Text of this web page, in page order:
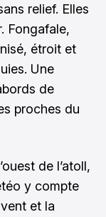
relief. Elles
Fongafale,
étroit et
Une
de
proches du
de l’atoll,
y compte
et la